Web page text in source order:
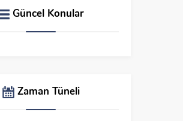
Güncel Konular
Zaman Tüneli